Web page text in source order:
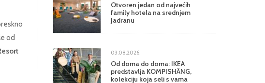
od
Otvoren jedan od najvećih
family hotela na srednjem
Jadranu
03.08.2026.
Od doma do doma: IKEA
predstavlja KOMPISHÄNG,
kolekciju koja seli s vama